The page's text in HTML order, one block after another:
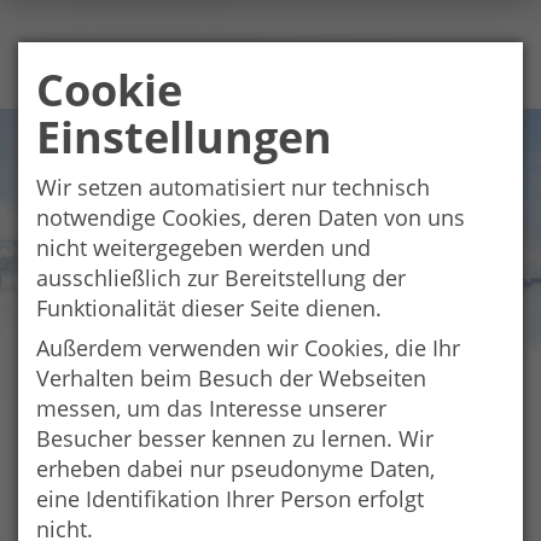
Datenschutz
Der Schutz personenbezogener Daten ist uns ein sehr
wichtiges Anliegen. Deshalb betreiben wir die
Aktivitäten auf unserer Website in Übereinstimmung
Cookie
Einstellungen
Wir setzen automatisiert nur technisch
notwendige Cookies, deren Daten von uns
nicht weitergegeben werden und
ausschließlich zur Bereitstellung der
Funktionalität dieser Seite dienen.
Außerdem verwenden wir Cookies, die Ihr
Verhalten beim Besuch der Webseiten
messen, um das Interesse unserer
Besucher besser kennen zu lernen. Wir
erheben dabei nur pseudonyme Daten,
eine Identifikation Ihrer Person erfolgt
nicht.